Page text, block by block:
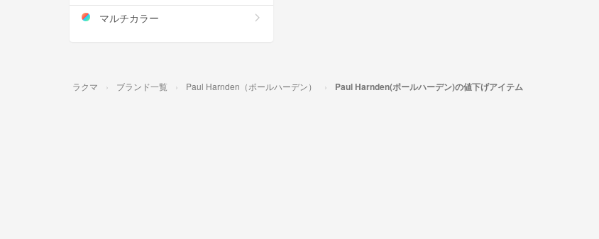
マルチカラー
ラクマ ブランド一覧 Paul Harnden（ポールハーデン） Paul Harnden(ポールハーデン)の値下げアイテム